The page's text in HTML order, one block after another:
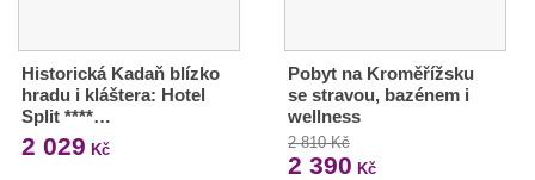
Historická Kadaň blízko
hradu i kláštera: Hotel
Split ****…
2 029 Kč
Pobyt na Kroměřížsku
se stravou, bazénem i
wellness
2 810 Kč
2 390 Kč